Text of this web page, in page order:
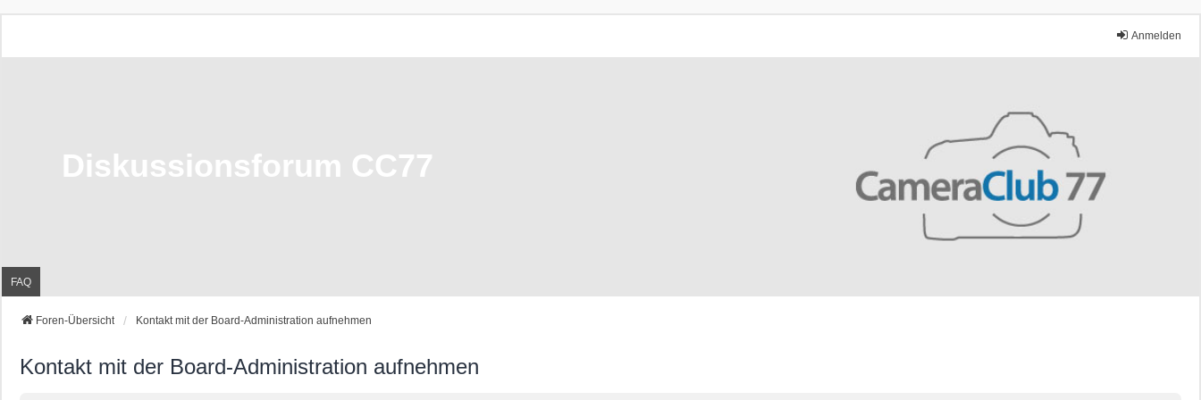
Anmelden
Diskussionsforum CC77
FAQ
Foren-Übersicht Kontakt mit der Board-Administration aufnehmen
Kontakt mit der Board-Administration aufnehmen